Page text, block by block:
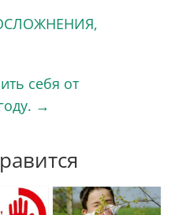
себя от
→